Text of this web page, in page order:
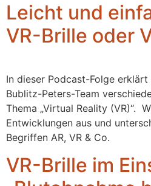
Leicht und
VR-Brille oder
In dieser Podcast-Folge
Bublitz-Peters-Team
Thema „Virtual Reality (VR)“.
Entwicklungen aus und
Begriffen AR, VR & Co.
VR-Brille im